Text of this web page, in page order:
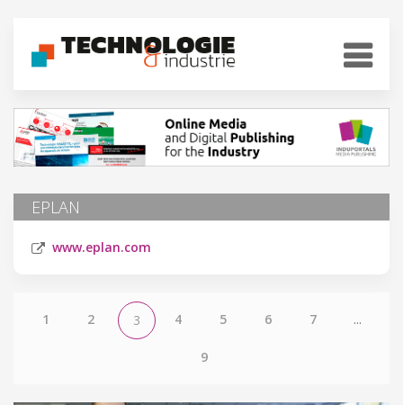
EPLAN
www.eplan.com
1 2 3 4 5 6 7 ...
9